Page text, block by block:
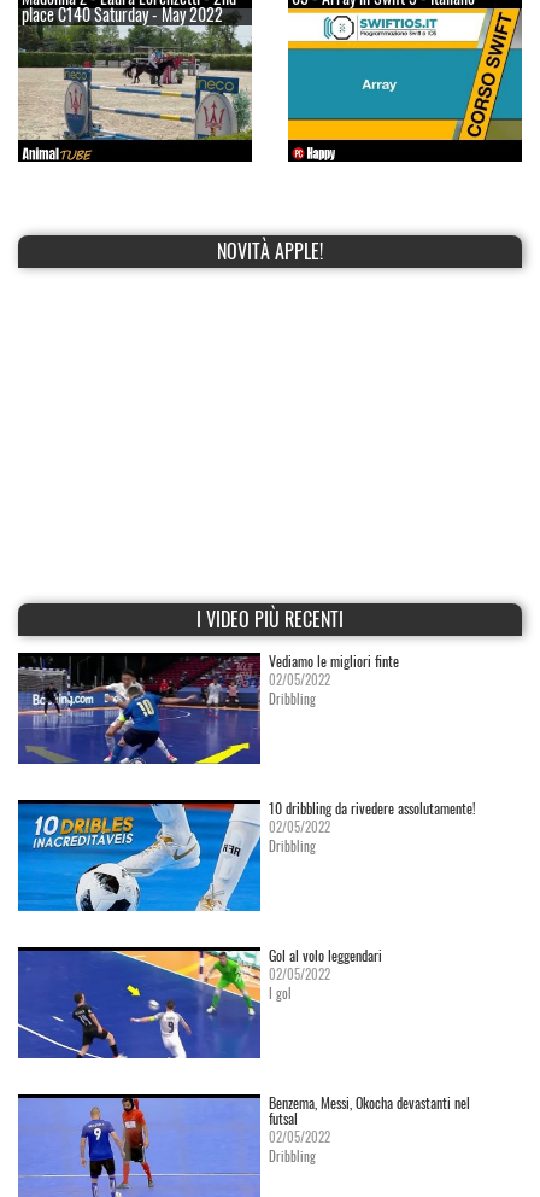
place C140 Saturday - May 2022
NOVITÀ APPLE!
I VIDEO PIÙ RECENTI
Vediamo le migliori finte
02/05/2022
Dribbling
10 dribbling da rivedere assolutamente!
02/05/2022
Dribbling
Gol al volo leggendari
02/05/2022
I gol
Benzema, Messi, Okocha devastanti nel
futsal
02/05/2022
Dribbling